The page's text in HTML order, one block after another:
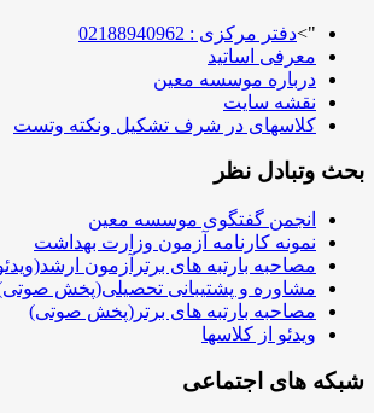
">دفتر مرکزی : 02188940962
معرفی اساتید
درباره موسسه معین
نقشه سایت
کلاسهای در شرف تشکیل ونکته وتست
بحث وتبادل نظر
انجمن گفتگوی موسسه معین
نمونه کارنامه آزمون وزارت بهداشت
مصاحبه بارتبه های برترآزمون
مشاوره و پشتیبانی تحصیلی(پخش
مصاحبه بارتبه های برتر(پخش صوتی)
ویدئو از کلاسها
شبکه های اجتماعی